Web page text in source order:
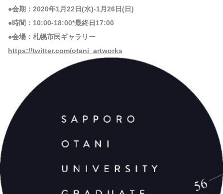
●会期：2020年1月22日(水)-1月26日(日)
●時間：10:00-18:00*最終日17:00
●会場：札幌市民ギャラリー
https://twitter.com/otani_artworks